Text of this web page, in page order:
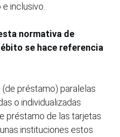
inclusivo.
normativa de
se hace referencia
(de préstamo) paralelas
o individualizadas
préstamo de las tarjetas
instituciones estos